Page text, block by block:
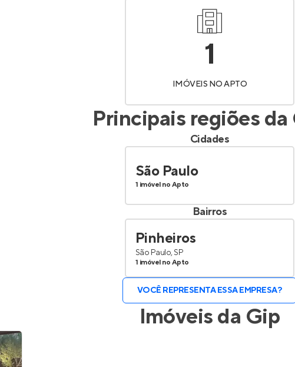
1
IMÓVEIS NO APTO
Principais regiões da
Cidades
São Paulo
1 imóvel no Apto
Bairros
Pinheiros
São Paulo, SP
1 imóvel no Apto
VOCÊ REPRESENTA ESSA EMPRESA?
Imóveis da Gip